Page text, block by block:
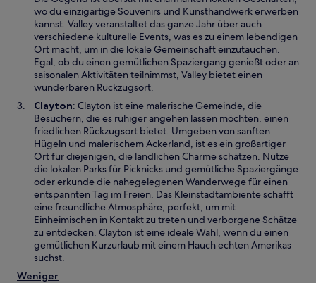
e
n
s
t
e
r
g
e
ö
f
f
n
e
t
n
e
i
n
e
m
n
u
e
n
F
e
n
s
t
e
r
g
e
ö
wo du einzigartige Souvenirs und Kunsthandwerk erwerben
kannst. Valley veranstaltet das ganze Jahr über auch
verschiedene kulturelle Events, was es zu einem lebendigen
Ort macht, um in die lokale Gemeinschaft einzutauchen.
Egal, ob du einen gemütlichen Spaziergang genießt oder an
saisonalen Aktivitäten teilnimmst, Valley bietet einen
wunderbaren Rückzugsort.
ClaytonW
i
r
d
i
n
e
i
n
e
m
n
: Clayton ist eine malerische Gemeinde, die
Besuchern, die es ruhiger angehen lassen möchten, einen
friedlichen Rückzugsort bietet. Umgeben von sanften
Hügeln und malerischem Ackerland, ist es ein großartiger
Ort für diejenigen, die ländlichen Charme schätzen. Nutze
die lokalen Parks für Picknicks und gemütliche Spaziergänge
oder erkunde die nahegelegenen Wanderwege für einen
entspannten Tag im Freien. Das Kleinstadtambiente schafft
eine freundliche Atmosphäre, perfekt, um mit
Einheimischen in Kontakt zu treten und verborgene Schätze
zu entdecken. Clayton ist eine ideale Wahl, wenn du einen
gemütlichen Kurzurlaub mit einem Hauch echten Amerikas
suchst.
Weniger